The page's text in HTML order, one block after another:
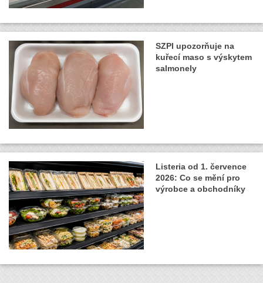
SZPI upozorňuje na
kuřecí maso s výskytem
salmonely
Listeria od 1. července
2026: Co se mění pro
výrobce a obchodníky